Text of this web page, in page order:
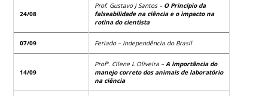
24/08
Prof. Gustavo J Santos – O Princípio da
falseabilidade na ciênciae o impacto na
rotinado cientista
07/09 Feriado – Independência doBrasil
14/09
Profª. Cilene L Oliveira –A importânciado
manejo correto dos animais de laboratório
na ciência